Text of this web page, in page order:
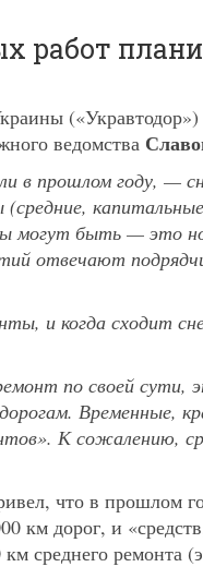
работ
(«Укравтодор»)
ведомства
в прошлом году, —
могут быть — это
отвечают
и когда сходит
по своей сути,
Временные,
К сожалению,
что в прошлом
км дорог, и
среднего ремонта